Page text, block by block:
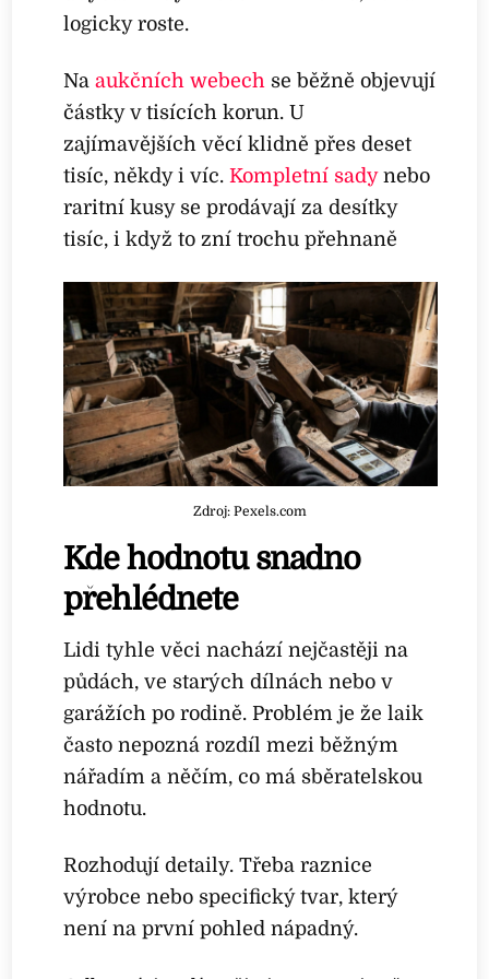
logicky roste.
Naaukčních webech se běžně objevují
částky v tisících korun. U
zajímavějších věcí klidně přes deset
tisíc, někdy i víc.Kompletní sadynebo
raritní kusy se prodávají za desítky
tisíc, i když to zní trochu přehnaně
Zdroj: Pexels.com
Kde hodnotu snadno
přehlédnete
Lidi tyhle věci nachází nejčastěji na
půdách, ve starých dílnách nebo v
garážích po rodině. Problém je že laik
často nepozná rozdíl mezi běžným
nářadím a něčím, co má sběratelskou
hodnotu.
Rozhodují detaily. Třeba raznice
výrobce nebo specifický tvar, který
není na první pohled nápadný.